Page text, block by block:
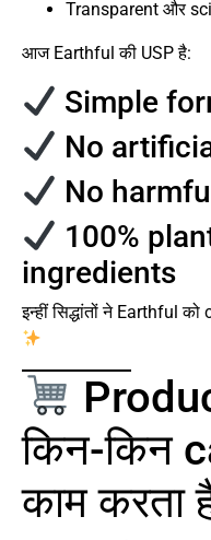
Transparent और
आज Earthful की USP है:
Simple
No
No
100%
ingredients
इन्हीं सिद्धांतों ने Earthful
किन-किन
काम करता